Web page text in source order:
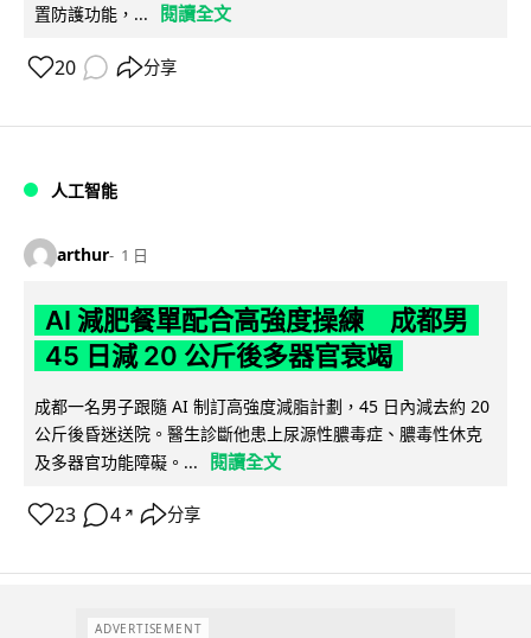
置防護功能，...
閱讀全文
20 分享
人工智能
arthur 1 日
AI 減肥餐單配合高強度操練 成都男
45 日減 20 公斤後多器官衰竭
成都一名男子跟隨 AI 制訂高強度減脂計劃，45 日內減去約 20
公斤後昏迷送院。醫生診斷他患上尿源性膿毒症、膿毒性休克
及多器官功能障礙。...
閱讀全文
23 4 ↗ 分享
ADVERTISEMENT